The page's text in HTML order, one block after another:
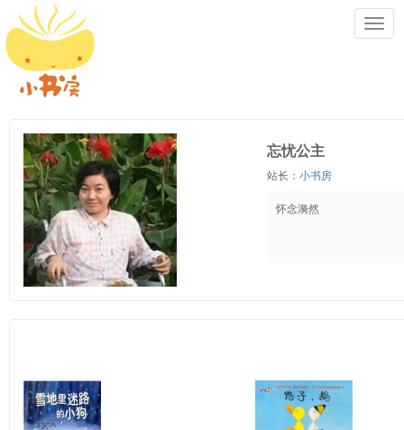
忘忧公主
站长： 小书房
怀念漪然